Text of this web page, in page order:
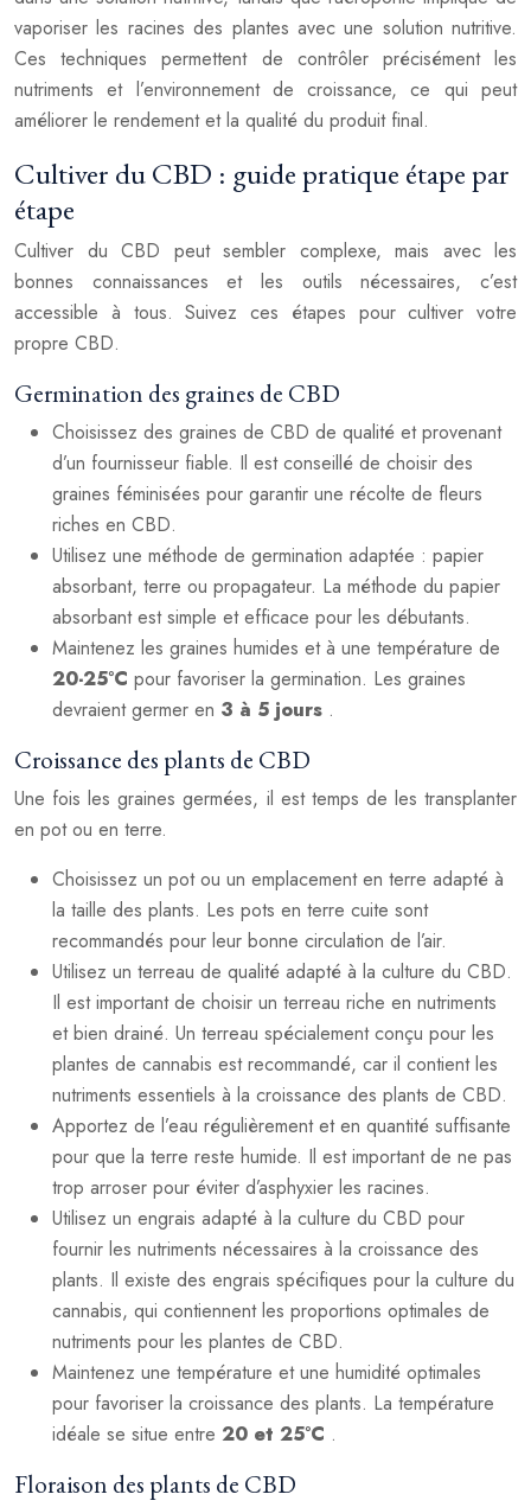
vaporiser les racines des plantes avec une solution nutritive.
Ces techniques permettent de contrôler précisément les
nutriments et l’environnement de croissance, ce qui peut
améliorer le rendement et la qualité du produit final.
Cultiver du CBD : guide pratique étape par
étape
Cultiver du CBD peut sembler complexe, mais avec les
bonnes connaissances et les outils nécessaires, c’est
accessible à tous. Suivez ces étapes pour cultiver votre
propre CBD.
Germination des graines de CBD
Choisissez des graines de CBD de qualité et provenant
d’un fournisseur fiable. Il est conseillé de choisir des
graines féminisées pour garantir une récolte de fleurs
riches en CBD.
Utilisez une méthode de germination adaptée : papier
absorbant, terre ou propagateur. La méthode du papier
absorbant est simple et efficace pour les débutants.
Maintenez les graines humides et à une température de
20-25°C pour favoriser la germination. Les graines
devraient germer en 3 à 5 jours .
Croissance des plants de CBD
Une fois les graines germées, il est temps de les transplanter
en pot ou en terre.
Choisissez un pot ou un emplacement en terre adapté à
la taille des plants. Les pots en terre cuite sont
recommandés pour leur bonne circulation de l’air.
Utilisez un terreau de qualité adapté à la culture du CBD.
Il est important de choisir un terreau riche en nutriments
et bien drainé. Un terreau spécialement conçu pour les
plantes de cannabis est recommandé, car il contient les
nutriments essentiels à la croissance des plants de CBD.
Apportez de l’eau régulièrement et en quantité suffisante
pour que la terre reste humide. Il est important de ne pas
trop arroser pour éviter d’asphyxier les racines.
Utilisez un engrais adapté à la culture du CBD pour
fournir les nutriments nécessaires à la croissance des
plants. Il existe des engrais spécifiques pour la culture du
cannabis, qui contiennent les proportions optimales de
nutriments pour les plantes de CBD.
Maintenez une température et une humidité optimales
pour favoriser la croissance des plants. La température
idéale se situe entre 20 et 25°C .
Floraison des plants de CBD